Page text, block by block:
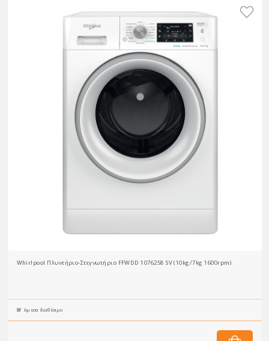
Whirlpool Πλυντήριο-Στεγνωτήριο FFWDD 1076258 SV (10kg/7kg 1600rpm)
Άμεσα διαθέσιμο